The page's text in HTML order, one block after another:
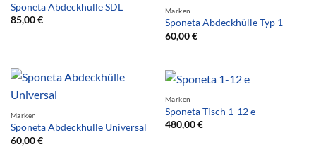
Sponeta Abdeckhülle SDL
85,00€
Marken
Sponeta Abdeckhülle Typ 1
60,00€
Marken
Sponeta Abdeckhülle Universal
60,00€
Marken
Sponeta Tisch 1-12 e
480,00€